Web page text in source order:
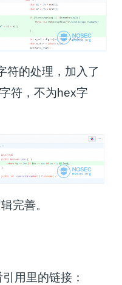
符的处理，加入了
符，不为hex字
完善。
用里的链接：